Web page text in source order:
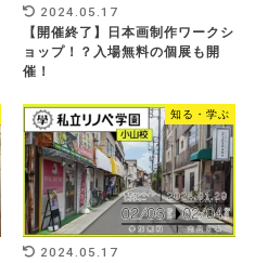
2024.05.17
【開催終了】日本画制作ワークシ
ョップ！？入場無料の個展も開
催！
知る・学ぶ
2024.05.17